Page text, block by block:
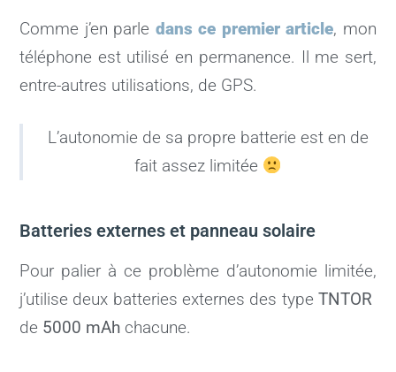
Comme j’en parle dans ce premier article, mon
téléphone est utilisé en permanence. Il me sert,
entre-autres utilisations, de GPS.
L’autonomie de sa propre batterie est en de
fait assez limitée
Batteries externes et panneau solaire
Pour palier à ce problème d’autonomie limitée,
j’utilise deux batteries externes des type TNTOR
de 5000 mAh chacune.